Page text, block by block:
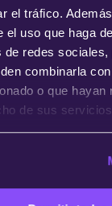
el tráfico.
el uso que haga
de redes
combinarla
o que hayan
de sus
mi propio
diseño,